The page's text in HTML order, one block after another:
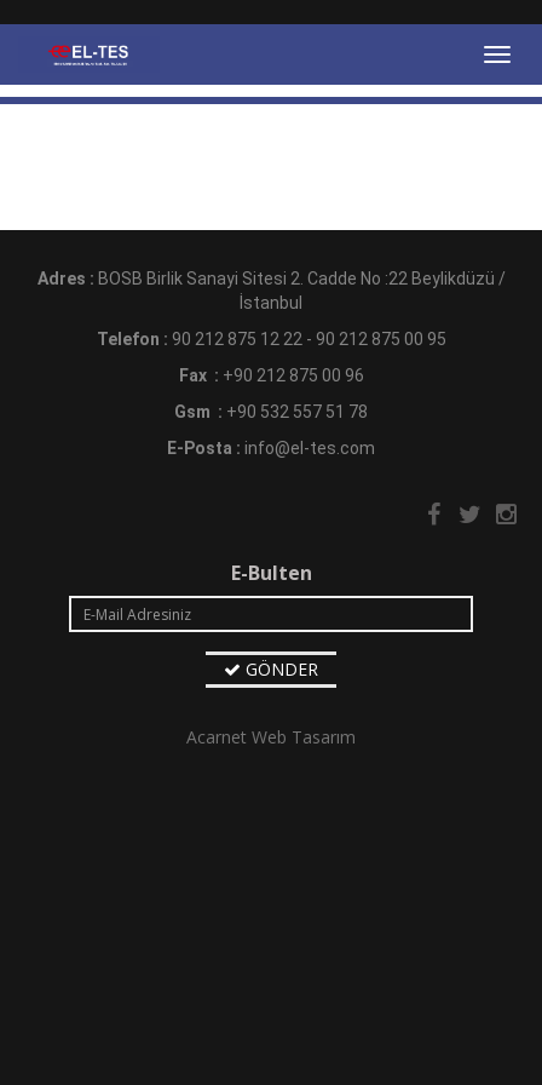
Adres : BOSB Birlik Sanayi Sitesi 2. Cadde No :22 Beylikdüzü /
İstanbul
Telefon : 90 212 875 12 22 - 90 212 875 00 95
Fax : +90 212 875 00 96
Gsm : +90 532 557 51 78
E-Posta : info@el-tes.com
E-Bulten
GÖNDER
Acarnet Web Tasarım